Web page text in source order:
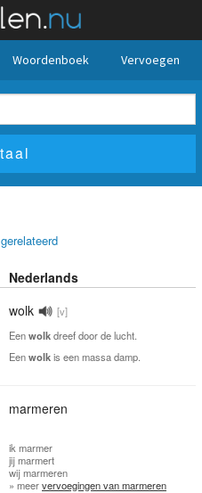
Woordenboek Vervoegen
gerelateerd
Nederlands
wolk
[v]
Eenwolkdreef door de lucht.
Eenwolkis een massa damp.
marmeren
ik marmer
jijmarmert
wijmarmeren
» meervervoegingen van marmeren